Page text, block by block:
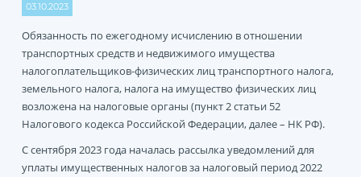
03.10.2023
Обязанность по ежегодному исчислению в отношении
транспортных средств и недвижимого имущества
налогоплательщиков-физических лиц транспортного налога,
земельного налога, налога на имущество физических лиц
возложена на налоговые органы (пункт 2 статьи 52
Налогового кодекса Российской Федерации, далее – НК РФ).
С сентября 2023 года началась рассылка уведомлений для
уплаты имущественных налогов за налоговый период 2022